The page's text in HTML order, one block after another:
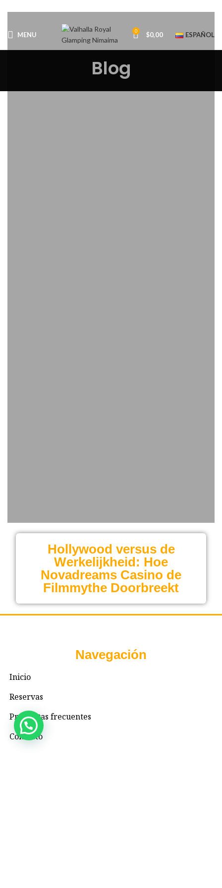
MENU 0 $0,00 ESPAÑOL
Blog
Hollywood versus de
Werkelijkheid: Hoe
Novadreams Casino de
Filmmythe Doorbreekt
Navegación
Inicio
Reservas
Preguntas frecuentes
Contacto